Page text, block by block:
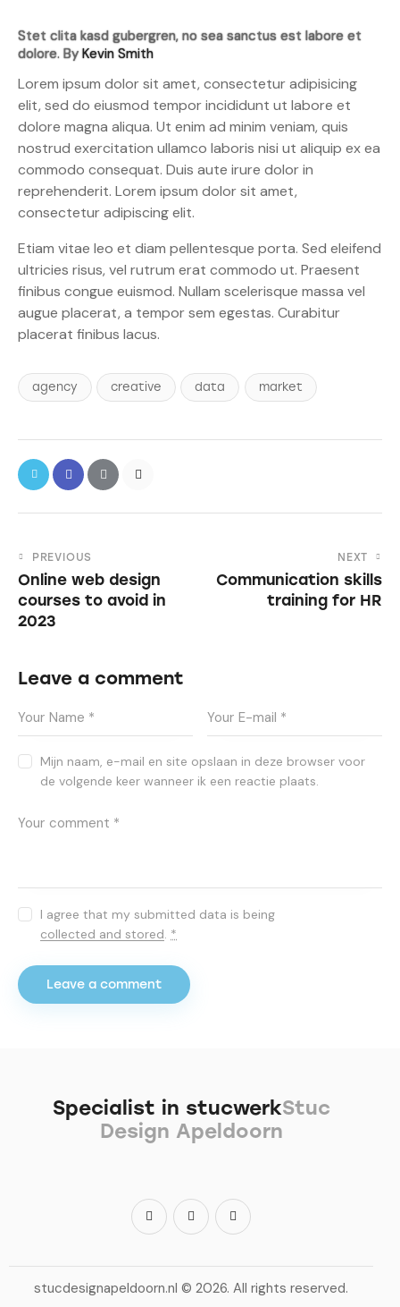
Stet clita kasd gubergren, no sea sanctus est labore et
dolore. ByKevin Smith
Lorem ipsum dolor sit amet, consectetur adipisicing
elit, sed do eiusmod tempor incididunt ut labore et
dolore magna aliqua. Ut enim ad minim veniam, quis
nostrud exercitation ullamco laboris nisi ut aliquip ex ea
commodo consequat. Duis aute irure dolor in
reprehenderit. Lorem ipsum dolor sit amet,
consectetur adipiscing elit.
Etiam vitae leo et diam pellentesque porta. Sed eleifend
ultricies risus, vel rutrum erat commodo ut. Praesent
finibus congue euismod. Nullam scelerisque massa vel
augue placerat, a tempor sem egestas. Curabitur
placerat finibus lacus.
agency creative data market
PREVIOUS
Online web design
courses to avoid in
2023
NEXT
Communication skills
training for HR
Leave a comment
Mijn naam, e-mail en site opslaan in deze browser voor
de volgende keer wanneer ik een reactie plaats.
I agree that my submitted data is being
collected and stored. *
Specialist in stucwerkStuc
Design Apeldoorn
stucdesignapeldoorn.nl © 2026. All rights reserved.